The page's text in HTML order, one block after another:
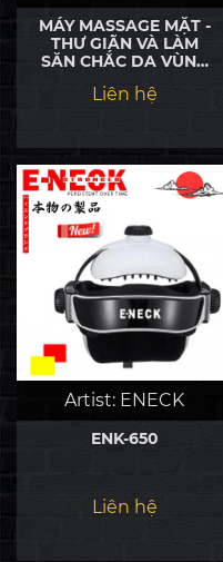
MÁY MASSAGE MẶT -
THƯ GIÃN VÀ LÀM
SĂN CHẮC DA VÙNG
Liên hệ
Artist: ENECK
ENK-650
Liên hệ